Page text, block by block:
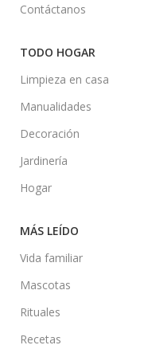
Contáctanos
TODO HOGAR
Limpieza en casa
Manualidades
Decoración
Jardinería
Hogar
MÁS LEÍDO
Vida familiar
Mascotas
Rituales
Recetas